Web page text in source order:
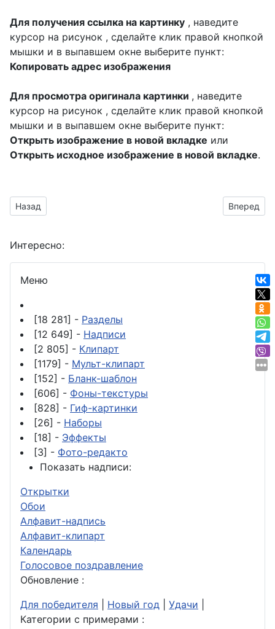
Для получения ссылка на картинку , наведите
курсор на рисунок , сделайте клик правой кнопкой
мышки и в выпавшем окне выберите пункт:
Копировать адрес изображения
Для просмотра оригинала картинки , наведите
курсор на рисунок , сделайте клик правой кнопкой
мышки и в выпавшем окне выберите пункт:
Открыть изображение в новой вкладке или
Открыть исходное изображение в новой вкладке.
Предыдущий материал: клипарт без фона - книги
Назад Вперед
Интересно:
Меню
[18 281] - Разделы
[12 649] - Надписи
[2 805] - Клипарт
[1179] - Мульт-клипарт
[152] - Бланк-шаблон
[606] - Фоны-текстуры
[828] - Гиф-картинки
[26] - Наборы
[18] - Эффекты
[3] - Фото-редакто
Показать надписи:
Открытки
Обои
Алфавит-надпись
Алфавит-клипарт
Календарь
Голосовое поздравление
Обновление :
Для победителя
Новый год Удачи
Категории с примерами :